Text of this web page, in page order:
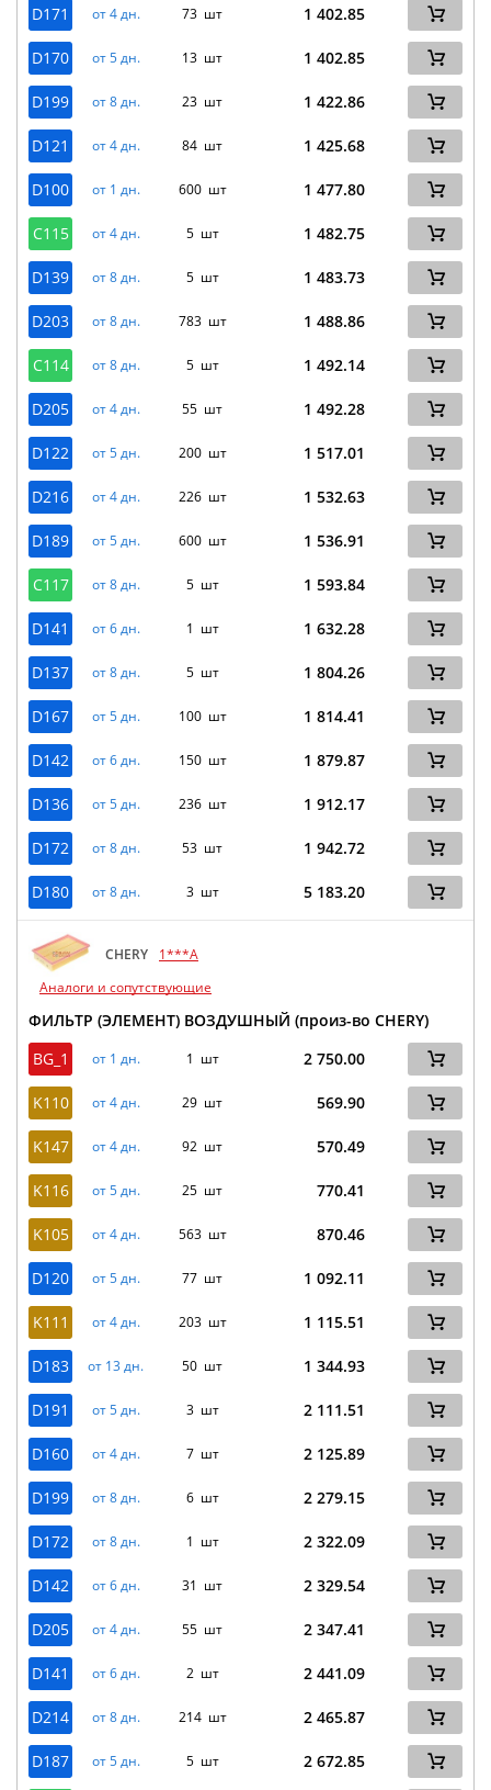
D171 от 4 дн. 73 шт 1 402.85
D170 от 5 дн. 13 шт 1 402.85
D199 от 8 дн. 23 шт 1 422.86
D121 от 4 дн. 84 шт 1 425.68
D100 от 1 дн. 600 шт 1 477.80
C115 от 4 дн. 5 шт 1 482.75
D139 от 8 дн. 5 шт 1 483.73
D203 от 8 дн. 783 шт 1 488.86
C114 от 8 дн. 5 шт 1 492.14
D205 от 4 дн. 55 шт 1 492.28
D122 от 5 дн. 200 шт 1 517.01
D216 от 4 дн. 226 шт 1 532.63
D189 от 5 дн. 600 шт 1 536.91
C117 от 8 дн. 5 шт 1 593.84
D141 от 6 дн. 1 шт 1 632.28
D137 от 8 дн. 5 шт 1 804.26
D167 от 5 дн. 100 шт 1 814.41
D142 от 6 дн. 150 шт 1 879.87
D136 от 5 дн. 236 шт 1 912.17
D172 от 8 дн. 53 шт 1 942.72
D180 от 8 дн. 3 шт 5 183.20
CHERY
1***A
Аналоги и сопутствующие
ФИЛЬТР (ЭЛЕМЕНТ) ВОЗДУШНЫЙ (произ-во CHERY)
BG_1
от 1 дн. 1 шт 2 750.00
K110 от 4 дн. 29 шт 569.90
K147 от 4 дн. 92 шт 570.49
K116 от 5 дн. 25 шт 770.41
K105 от 4 дн. 563 шт 870.46
D120 от 5 дн. 77 шт 1 092.11
K111 от 4 дн. 203 шт 1 115.51
D183 от 13 дн. 50 шт 1 344.93
D191 от 5 дн. 3 шт 2 111.51
D160 от 4 дн. 7 шт 2 125.89
D199 от 8 дн. 6 шт 2 279.15
D172 от 8 дн. 1 шт 2 322.09
D142 от 6 дн. 31 шт 2 329.54
D205 от 4 дн. 55 шт 2 347.41
D141 от 6 дн. 2 шт 2 441.09
D214 от 8 дн. 214 шт 2 465.87
D187 от 5 дн. 5 шт 2 672.85